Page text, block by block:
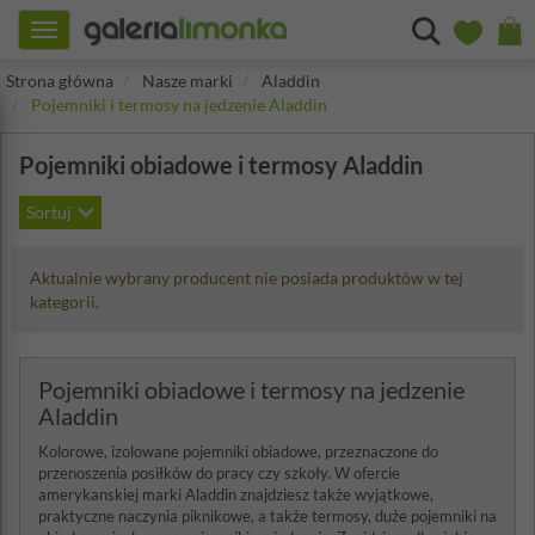
Toggle
navigation
Strona główna
Nasze marki
Aladdin
Pojemniki i termosy na jedzenie Aladdin
Pojemniki obiadowe i termosy Aladdin
Sortuj
Aktualnie wybrany producent nie posiada produktów w tej
kategorii.
Pojemniki obiadowe i termosy na jedzenie
Aladdin
Kolorowe, izolowane pojemniki obiadowe, przeznaczone do
przenoszenia posiłków do pracy czy szkoły. W ofercie
amerykanskiej marki Aladdin znajdziesz także wyjątkowe,
praktyczne naczynia piknikowe, a także termosy, duże pojemniki na